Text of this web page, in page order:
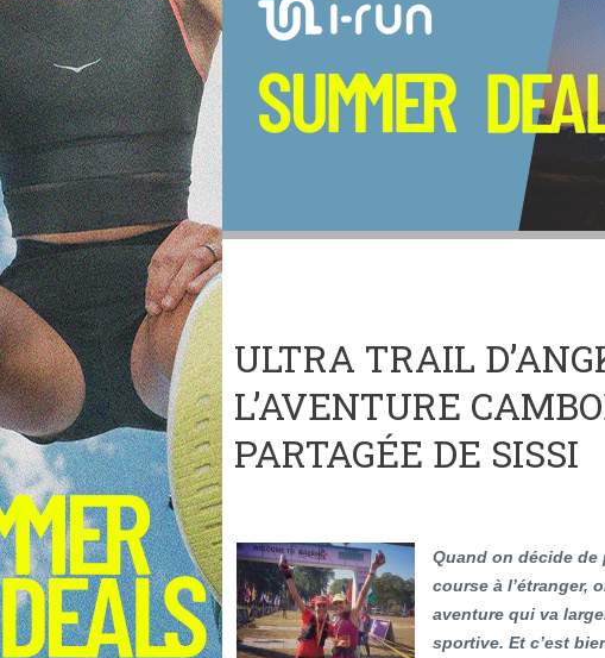
ULTRA TRAIL
L’AVENTURE
PARTAGÉE DE SISSI
Quand on décide
course à l’étranger,
aventure qui va
sportive. Et c’est